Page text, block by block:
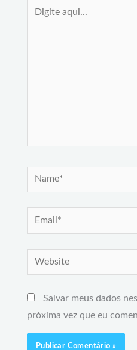
Name*
Email*
Website
Salvar meus dados
próxima vez que eu